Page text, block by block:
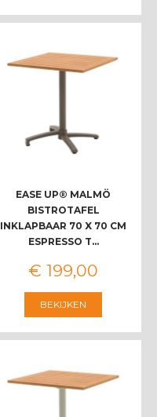
EASE UP® MALMÖ
BISTROTAFEL
INKLAPBAAR 70 X 70 CM
ESPRESSO T…
€ 199,00
BEKIJKEN